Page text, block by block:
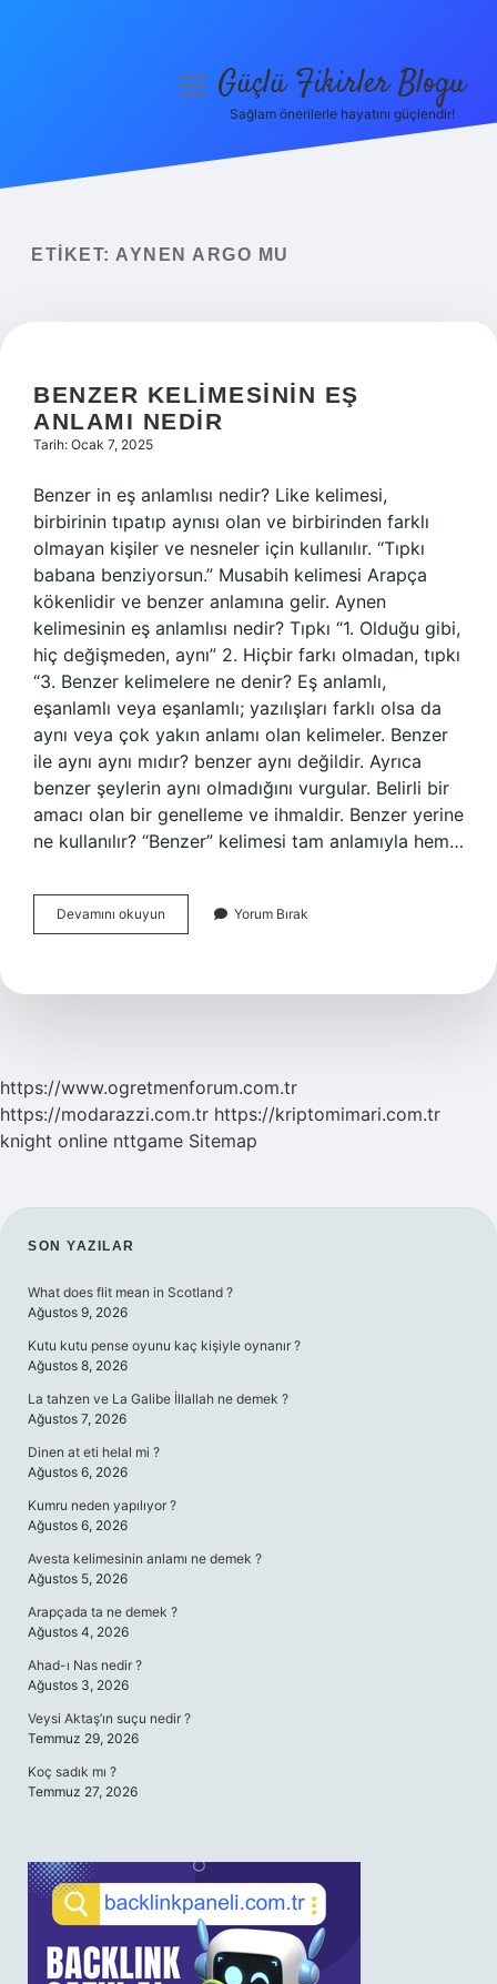
Yasal Uyarı
menüyüGüçlü Fikirler Blogu
Sağlam önerilerle hayatını güçlendir!
ETIKET: AYNEN ARGO MU
BENZER KELIMESININ EŞ
ANLAMI NEDIR
Tarih: Ocak 7, 2025
Benzer in eş anlamlısı nedir? Like kelimesi,
birbirinin tıpatıp aynısı olan ve birbirinden farklı
olmayan kişiler ve nesneler için kullanılır. “Tıpkı
babana benziyorsun.” Musabih kelimesi Arapça
kökenlidir ve benzer anlamına gelir. Aynen
kelimesinin eş anlamlısı nedir? Tıpkı “1. Olduğu gibi,
hiç değişmeden, aynı” 2. Hiçbir farkı olmadan, tıpkı
“3. Benzer kelimelere ne denir? Eş anlamlı,
eşanlamlı veya eşanlamlı; yazılışları farklı olsa da
aynı veya çok yakın anlamı olan kelimeler. Benzer
ile aynı aynı mıdır? benzer aynı değildir. Ayrıca
benzer şeylerin aynı olmadığını vurgular. Belirli bir
amacı olan bir genelleme ve ihmaldir. Benzer yerine
ne kullanılır? “Benzer” kelimesi tam anlamıyla hem…
Devamını okuyun
Kelimesinin
Nedir
Yorum Bırak
https://www.ogretmenforum.com.tr
https://modarazzi.com.tr https://kriptomimari.com.tr
knight online nttgame Sitemap
SIDEBAR
SON YAZILAR
What does flit mean in Scotland ?
Ağustos 9, 2026
Kutu kutu pense oyunu kaç kişiyle oynanır ?
Ağustos 8, 2026
La tahzen ve La Galibe İllallah ne demek ?
Ağustos 7, 2026
Dinen at eti helal mi ?
Ağustos 6, 2026
Kumru neden yapılıyor ?
Ağustos 6, 2026
Avesta kelimesinin anlamı ne demek ?
Ağustos 5, 2026
Arapçada ta ne demek ?
Ağustos 4, 2026
Ahad-ı Nas nedir ?
Ağustos 3, 2026
Veysi Aktaş’ın suçu nedir ?
Temmuz 29, 2026
Koç sadık mı ?
Temmuz 27, 2026